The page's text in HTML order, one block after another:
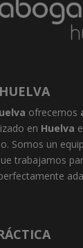
ofrecemos
en Huelva
Somos un
trabajamos